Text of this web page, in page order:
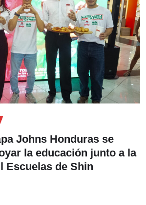
Johns Honduras se
la educación junto a la
Escuelas de Shin